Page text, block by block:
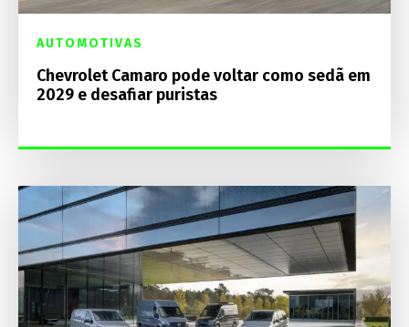
AUTOMOTIVAS
Chevrolet Camaro pode voltar como sedã em
2029 e desafiar puristas